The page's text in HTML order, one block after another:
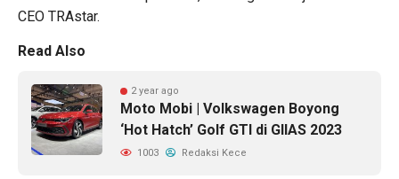
CEO TRAstar.
Read Also
2 year ago
Moto Mobi | Volkswagen Boyong
‘Hot Hatch’ Golf GTI di GIIAS 2023
1003 Redaksi Kece